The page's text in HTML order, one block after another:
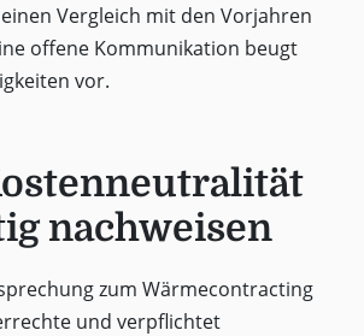
Vergleich mit den Vorjahren
offene Kommunikation beugt
vor.
nachweisen
zum Wärmecontracting
und verpflichtet